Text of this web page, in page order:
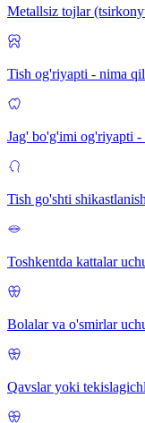
Metallsiz tojlar
Tish og'riyapti - nima
Jag' bo'g'imi og'riyapti
Tish go'shti
Toshkentda kattalar
Bolalar va o'smirlar
Qavslar yoki